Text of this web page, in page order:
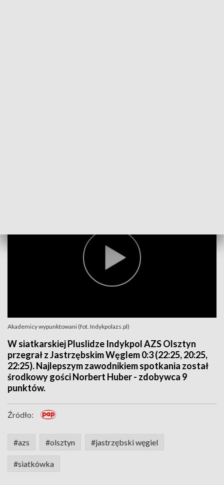
Akademicy wypunktowani (fot. Indykpolazs.pl)
W siatkarskiej Pluslidze Indykpol AZS Olsztyn
przegrał z Jastrzębskim Węglem 0:3 (22:25, 20:25,
22:25). Najlepszym zawodnikiem spotkania został
środkowy gości Norbert Huber - zdobywca 9
punktów.
Źródło:
#azs #olsztyn #jastrzębski węgiel
#siatkówka